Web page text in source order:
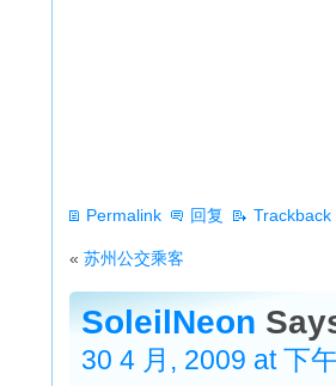
Permalink 回复 Trackback
« 苏州公交乘客
SoleilNeon
30 4 月, 2009 at 下